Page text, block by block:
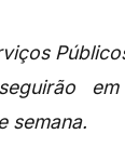
em
semana.